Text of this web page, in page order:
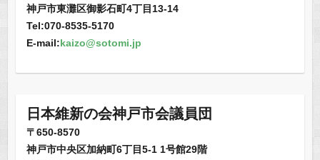
神戸市東灘区御影石町4丁目13-14
Tel:070-8535-5170
E-mail:kaizo@sotomi.jp
日本維新の会神戸市会議員団
〒650-8570
神戸市中央区加納町6丁目5-1 1号館29階